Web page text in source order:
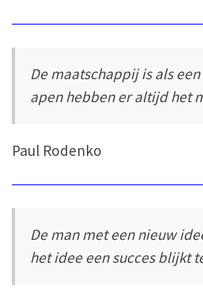
De maatschappij is als
apen hebben er altijd het
Paul Rodenko
De man met een nieuw
het idee een succes blijkt